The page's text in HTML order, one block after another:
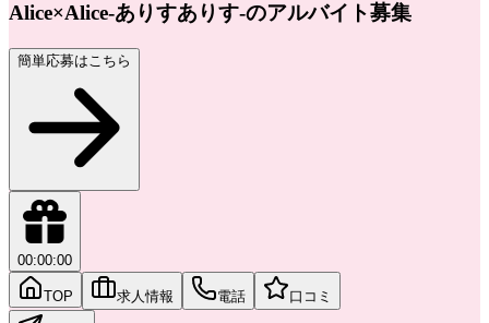
Alice×Alice-ありすありす-のアルバイト募集
簡単応募はこちら
00:00:00
TOP 求人情報 電話 口コミ